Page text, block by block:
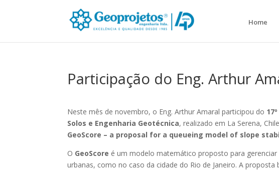
Home
Participação do Eng. Arthur
Neste mês de novembro, o Eng. Arthur Amaral participou do
Solos e Engenharia Geotécnica, realizado em La Serena,
GeoScore – a proposal for a queueing model of slope
O GeoScore é um modelo matemático proposto para
urbanas, como no caso da cidade do Rio de Janeiro. A